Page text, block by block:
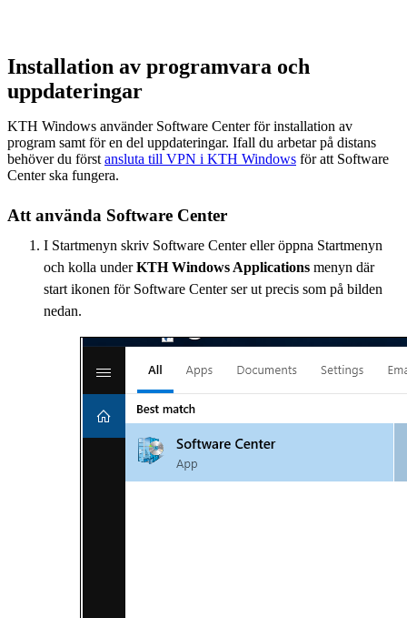
Installation av programvara och
uppdateringar
KTH Windows använder Software Center för installation av
program samt för en del uppdateringar. Ifall du arbetar på distans
behöver du först ansluta till VPN i KTH Windows för att Software
Center ska fungera.
Att använda Software Center
I Startmenyn skriv Software Center eller öppna Startmenyn
och kolla underKTH Windows Applications menyn där
start ikonen för Software Center ser ut precis som på bilden
nedan.